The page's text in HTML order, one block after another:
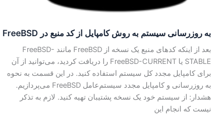
به روز‌رسانی سیستم به روش کامپایل از کد‌ منبع در FreeBSD
بعد از اینکه کد‌های منبع یک نسخه از FreeBSD مانند FreeBSD-
STABLE یا FreeBSD-CURRENT را دریافت کردید، می‌توانید از آن
برای کامپایل مجدد کل سیستم استفاده کنید. در این قسمت به نحوه
به روز‌رسانی و کامپایل مجدد سیستم‌عامل FreeBSD می‌پردازیم.
هشدار: از سیستم خود یک نسخه پشتیبان تهیه کنید. لازم به تذکر
نیست که انجام این